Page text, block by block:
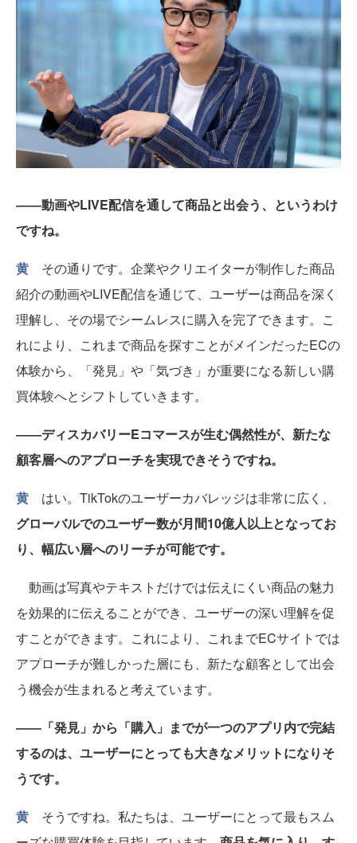
――動画やLIVE配信を通して商品と出会う、というわけ
ですね。
黄 その通りです。企業やクリエイターが制作した商品
紹介の動画やLIVE配信を通じて、ユーザーは商品を深く
理解し、その場でシームレスに購入を完了できます。こ
れにより、これまで商品を探すことがメインだったECの
体験から、「発見」や「気づき」が重要になる新しい購
買体験へとシフトしていきます。
――ディスカバリーEコマースが生む偶然性が、新たな
顧客層へのアプローチを実現できそうですね。
黄 はい。TikTokのユーザーカバレッジは非常に広く、
グローバルでのユーザー数が月間10億人以上となってお
り、幅広い層へのリーチが可能です。
動画は写真やテキストだけでは伝えにくい商品の魅力
を効果的に伝えることができ、ユーザーの深い理解を促
すことができます。これにより、これまでECサイトでは
アプローチが難しかった層にも、新たな顧客として出会
う機会が生まれると考えています。
――「発見」から「購入」までが一つのアプリ内で完結
するのは、ユーザーにとっても大きなメリットになりそ
うです。
黄 そうですね。私たちは、ユーザーにとって最もスム